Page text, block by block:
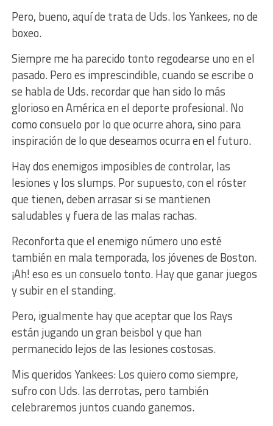
Pero, bueno, aquí de trata de Uds. los Yankees, no de
boxeo.
Siempre me ha parecido tonto regodearse uno en el
pasado. Pero es imprescindible, cuando se escribe o
se habla de Uds. recordar que han sido lo más
glorioso en América en el deporte profesional. No
como consuelo por lo que ocurre ahora, sino para
inspiración de lo que deseamos ocurra en el futuro.
Hay dos enemigos imposibles de controlar, las
lesiones y los slumps. Por supuesto, con el róster
que tienen, deben arrasar si se mantienen
saludables y fuera de las malas rachas.
Reconforta que el enemigo número uno esté
también en mala temporada, los jóvenes de Boston.
¡Ah! eso es un consuelo tonto. Hay que ganar juegos
y subir en el standing.
Pero, igualmente hay que aceptar que los Rays
están jugando un gran beisbol y que han
permanecido lejos de las lesiones costosas.
Mis queridos Yankees: Los quiero como siempre,
sufro con Uds. las derrotas, pero también
celebraremos juntos cuando ganemos.